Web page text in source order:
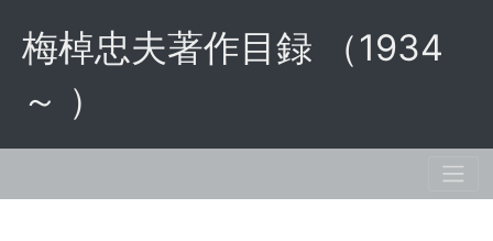
梅棹忠夫著作目録 （1934
～ ）